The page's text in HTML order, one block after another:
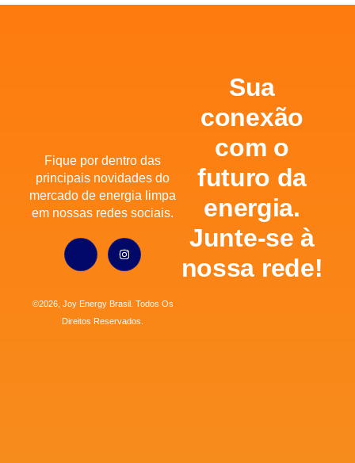
Fique por dentro das
principais novidades do
mercado de energia limpa
em nossas redes sociais.
©2026, Joy Energy Brasil. Todos Os
Direitos Reservados.
Sua
conexão
com o
futuro da
energia.
Junte-se à
nossa rede!